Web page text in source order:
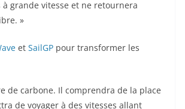
grande vitesse et ne retournera
»
et SailGP pour transformer les
de carbone. Il comprendra de la place
de voyager à des vitesses allant